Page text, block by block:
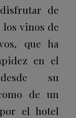
de
vinos de
que ha
en el
su
de un
el hotel